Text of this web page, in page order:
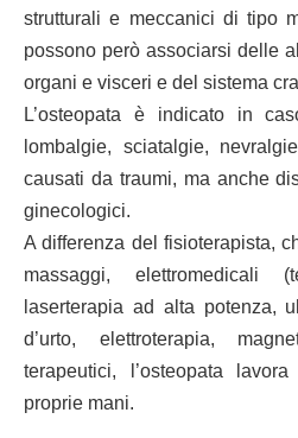
strutturali e meccanici di tipo
possono però associarsi delle
organi e visceri e del sistema
L’osteopata è indicato in
lombalgie, sciatalgie,
causati da traumi, ma anche
ginecologici.
A differenza del fisioterapista,
massaggi, elettromedicali
laserterapia ad alta potenza,
d’urto, elettroterapia,
terapeutici, l’osteopata
proprie mani.